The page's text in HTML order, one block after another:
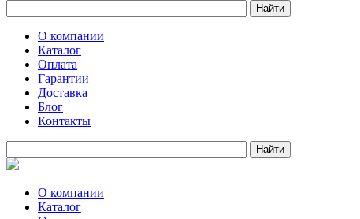
О компании
Каталог
Оплата
Гарантии
Доставка
Блог
Контакты
О компании
Каталог